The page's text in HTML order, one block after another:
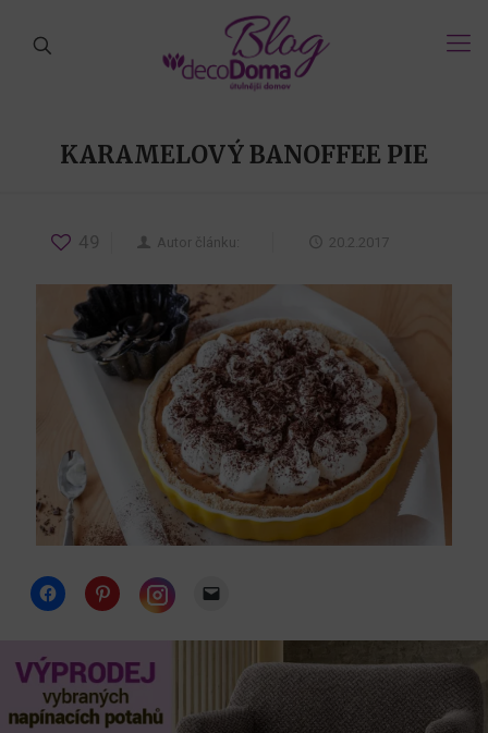
KARAMELOVÝ BANOFFEE PIE
49 Autor článku: 20.2.2017
Click
to
(Opens
in
new
window)
Click
to
(Opens
in
new
window)in
new
link
friend
(Opens
in